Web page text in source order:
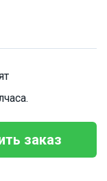
заказ